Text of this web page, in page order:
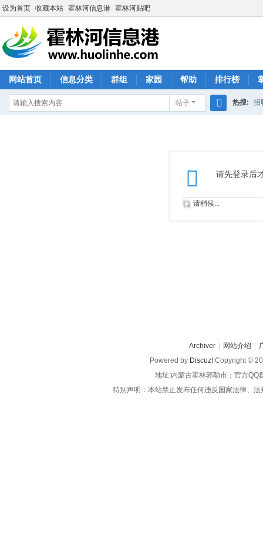
设为首页 收藏本站 霍林河信息港 霍林河贴吧
网站首页 信息分类 群组 家园 帮助 排行榜
帖子 热搜: 招
请先登录后
请稍候...
Archiver 网站介绍
Powered by Discuz! Copyright ©
地址:内蒙古霍林郭勒市；官方QQ
特别声明：本站禁止发布任何违反国家法律、